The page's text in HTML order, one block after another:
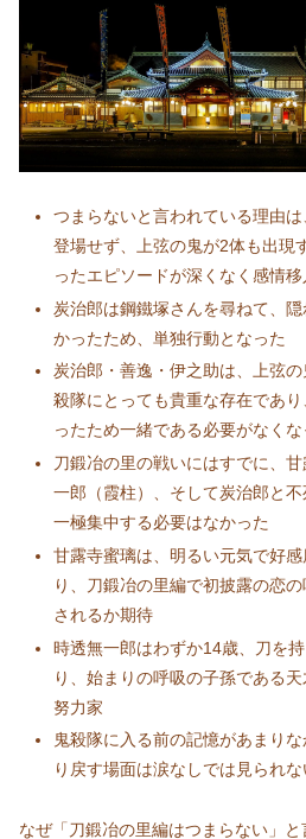
つまらないと言われている理由
登場せず、上弦の鬼が2体も出現
ったエピソードが深くなく感情
炭治郎は鋼鐵塚さんを尋ねて、
かったため、単独行動となった
炭治郎・善逸・伊之助は、上弦
殺隊にとっても貴重な存在であ
ったため一緒である必要がなくな
刀鍛冶の里の戦いにはすでに、
一郎（霞柱）、そして炭治郎と
一極集中する必要はなかった
甘露寺蜜璃は、明るい元気で好
り、刀鍛冶の里編で初披露の恋
されるか期待
時透無一郎はわずか14歳、刀を
り、始まりの呼吸の子孫である
努力家
鬼殺隊に入る前の記憶があまり
り戻す場面は涙なしでは見られな
なぜ「刀鍛冶の里編はつまらない」